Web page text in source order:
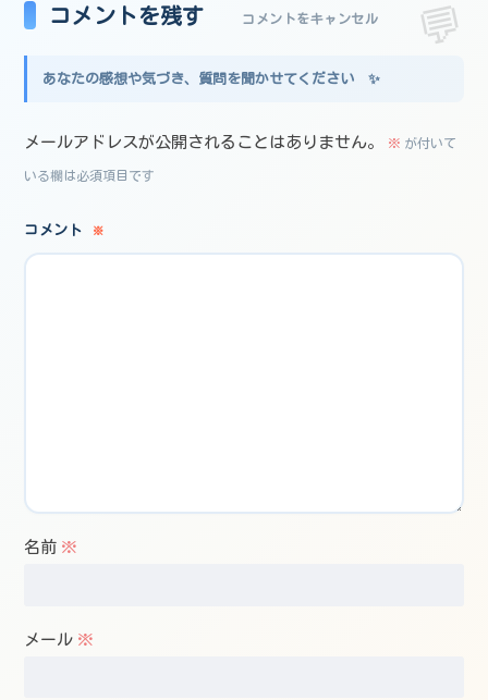
コメントを残す コメントをキャンセル
メールアドレスが公開されることはありません。 ※ が付いて
いる欄は必須項目です
コメント ※
名前 ※
メール ※